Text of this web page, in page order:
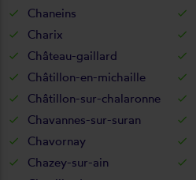
Chaneins
Charix
Château-gaillard
Châtillon-en-michaille
Châtillon-sur-chalaronne
Chavannes-sur-suran
Chavornay
Chazey-sur-ain